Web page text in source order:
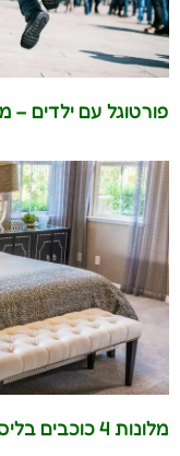
פורטוגל עם ילדים –
מלונות 4 כוכבים בליסבון במיקומים מעולים